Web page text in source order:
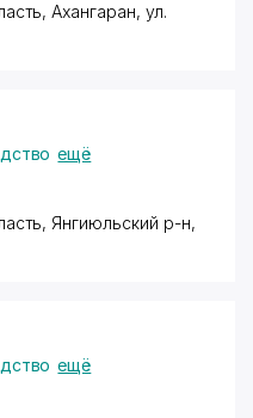
Ахангаран, ул.
ещё
Янгиюльский р-н,
ещё